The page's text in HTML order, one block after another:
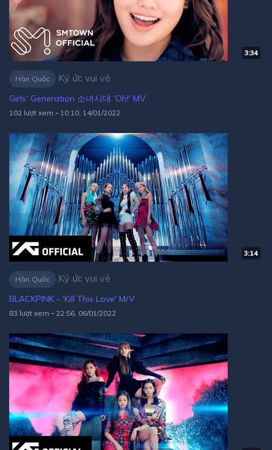
3:34
Hàn Quốc Ký ức vui vẻ
Girls' Generation 소녀시대 'Oh!' MV
102 lượt xem - 10:10, 14/01/2022
3:14
Hàn Quốc Ký ức vui vẻ
BLACKPINK - 'Kill This Love' M/V
83 lượt xem - 22:56, 06/01/2022